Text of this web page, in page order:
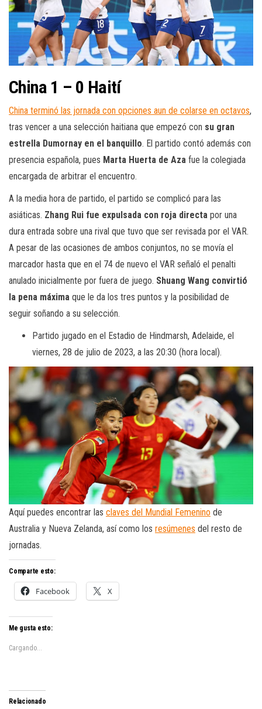
China 1 – 0 Haití
China terminó las jornada con opciones aun de colarse en octavos,
tras vencer a una selección haitiana que empezó con su gran
estrella Dumornay en el banquillo. El partido contó además con
presencia española, pues Marta Huerta de Aza fue la colegiada
encargada de arbitrar el encuentro.
A la media hora de partido, el partido se complicó para las
asiáticas. Zhang Rui fue expulsada con roja directa por una
dura entrada sobre una rival que tuvo que ser revisada por el VAR.
A pesar de las ocasiones de ambos conjuntos, no se movía el
marcador hasta que en el 74 de nuevo el VAR señaló el penalti
anulado inicialmente por fuera de juego. Shuang Wang convirtió
la pena máxima que le da los tres puntos y la posibilidad de
seguir soñando a su selección.
Partido jugado en el Estadio de Hindmarsh, Adelaide, el
viernes, 28 de julio de 2023, a las 20:30 (hora local).
Aquí puedes encontrar las claves del Mundial Femenino de
Australia y Nueva Zelanda, así como los resúmenes del resto de
jornadas.
Comparte esto:
Facebook X
Me gusta esto:
Cargando...
Relacionado